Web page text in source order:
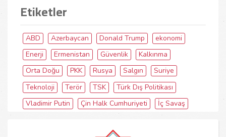
Etiketler
ABD Azerbaycan Donald Trump
ekonomi
Enerji
Ermenistan Güvenlik
Kalkınma
Orta Doğu
PKK Rusya Salgın
Suriye
Teknoloji
Terör TSK
Türk Dış Politikası
Vladimir Putin
Çin Halk Cumhuriyeti İç Savaş